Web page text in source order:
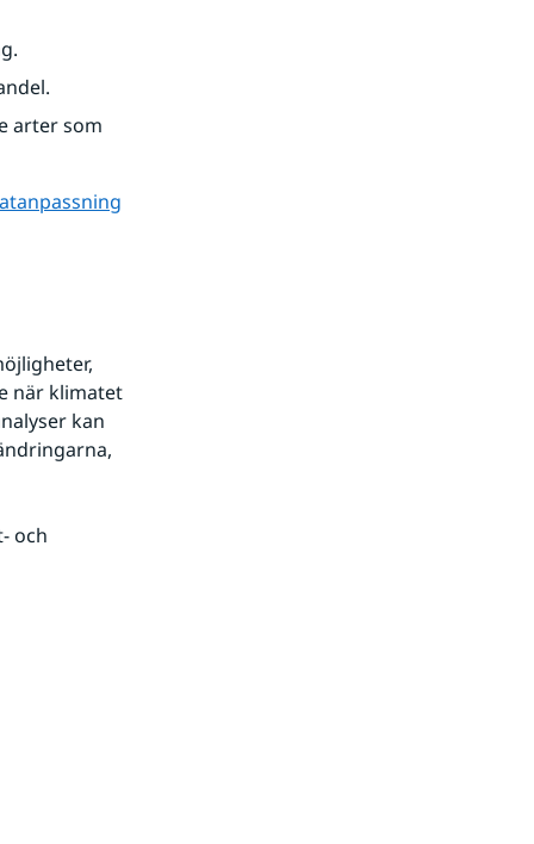
arter som
när klimatet
kan
och